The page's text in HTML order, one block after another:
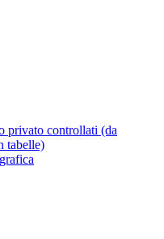
privato controllati (da
tabelle)